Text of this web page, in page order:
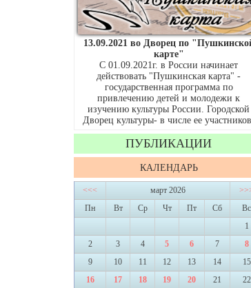
13.09.2021 во Дворец по
карте"
С 01.09.2021г. в России начинает
действовать "Пушкинская карта" -
государственная программа по
привлечению детей и молодежи к
изучению культуры России. Городской
Дворец культуры- в числе ее
ПУБЛИКАЦИИ
КАЛЕНДАРЬ
<<< март 2026
Пн
Вт Ср Чт Пт Сб
Вс
1
2
3 4 5 6 7
8
9
10 11 12 13 14
15
16
17 18 19 20 21 22